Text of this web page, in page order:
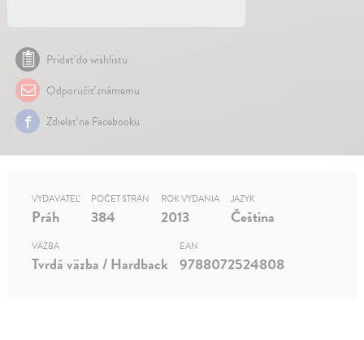
Pridať do wishlistu
Odporučiť známemu
Zdielať na Facebooku
VYDAVATEĽ
Práh
POČET STRÁN
384
ROK VYDANIA
2013
JAZYK
Čeština
VÄZBA
Tvrdá väzba / Hardback
EAN
9788072524808